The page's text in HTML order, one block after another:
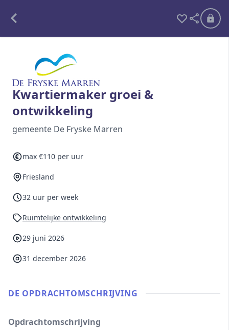
Alle opdrachten
Freelance
Detachering
Interim opdrachten statistiek
Kwartiermaker groei &
ontwikkeling
gemeente De Fryske Marren
max €110 per uur
Friesland
32 uur per week
Ruimtelijke ontwikkeling
29 juni 2026
31 december 2026
DE OPDRACHT­OMSCHRIJVING
Opdrachtomschrijving